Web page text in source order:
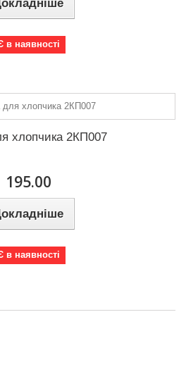
в наявності
хлопчика 2КП007
195.00
в наявності